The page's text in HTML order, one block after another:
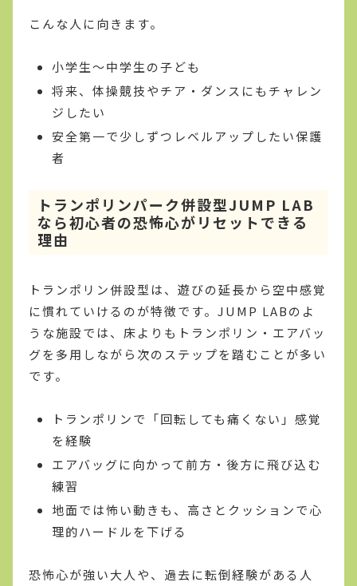
こんな人に向きます。
小学生〜中学生の子ども
将来、体操競技やチア・ダンスにもチャレン
ジしたい
安全第一で少しずつレベルアップしたい保護
者
トランポリンパーク併設型JUMP LAB
なら初心者の恐怖心がリセットできる
理由
トランポリン併設型は、遊びの延長から空中感覚
に慣れていけるのが特徴です。JUMP LABのよ
うな施設では、床よりもトランポリン・エアバッ
グを多用しながら次のステップを踏むことが多い
です。
トランポリンで「回転しても痛くない」感覚
を経験
エアバッグに向かって前方・後方に飛び込む
練習
地面では怖い動きも、高さとクッションで心
理的ハードルを下げる
恐怖心が強い大人や、過去に転倒経験がある人